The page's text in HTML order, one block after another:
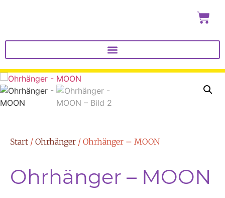
Start / Ohrhänger / Ohrhänger – MOON
Ohrhänger – MOON